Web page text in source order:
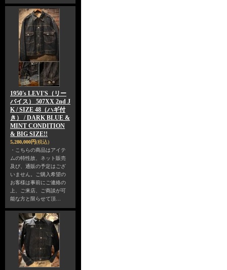
1950's LEVI'S（リー
バイス） 507XX 2nd J
K / SIZE 48（ハギ付
き） / DARK BLUE &
MINT CONDITION
& BIG SIZE!!
5,280,000円(税込)
・こちらの商品はアイテ
ムの特性故、ネット販売
及び、通販の予定はござ
いません。ご購入希望の
お客様は事前にご連絡の
上、ご来店、ご商談が可
能な方と限らせて頂…